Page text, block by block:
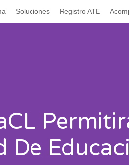
Soluciones Registro ATE
De